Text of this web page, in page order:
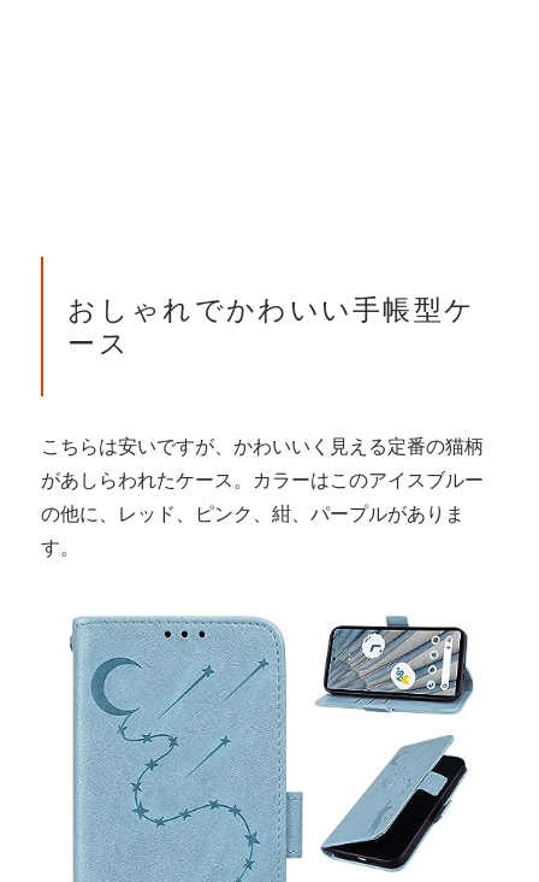
おしゃれでかわいい手帳型ケ
ース
こちらは安いですが、かわいいく見える定番の猫柄
があしらわれたケース。カラーはこのアイスブルー
の他に、レッド、ピンク、紺、パープルがありま
す。